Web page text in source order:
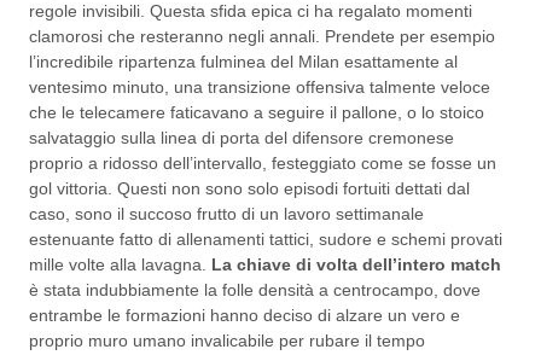
regole invisibili. Questa sfida epica ci ha regalato momenti
clamorosi che resteranno negli annali. Prendete per esempio
l’incredibile ripartenza fulminea del Milan esattamente al
ventesimo minuto, una transizione offensiva talmente veloce
che le telecamere faticavano a seguire il pallone, o lo stoico
salvataggio sulla linea di porta del difensore cremonese
proprio a ridosso dell’intervallo, festeggiato come se fosse un
gol vittoria. Questi non sono solo episodi fortuiti dettati dal
caso, sono il succoso frutto di un lavoro settimanale
estenuante fatto di allenamenti tattici, sudore e schemi provati
mille volte alla lavagna. La chiave di volta dell’intero match
è stata indubbiamente la folle densità a centrocampo, dove
entrambe le formazioni hanno deciso di alzare un vero e
proprio muro umano invalicabile per rubare il tempo